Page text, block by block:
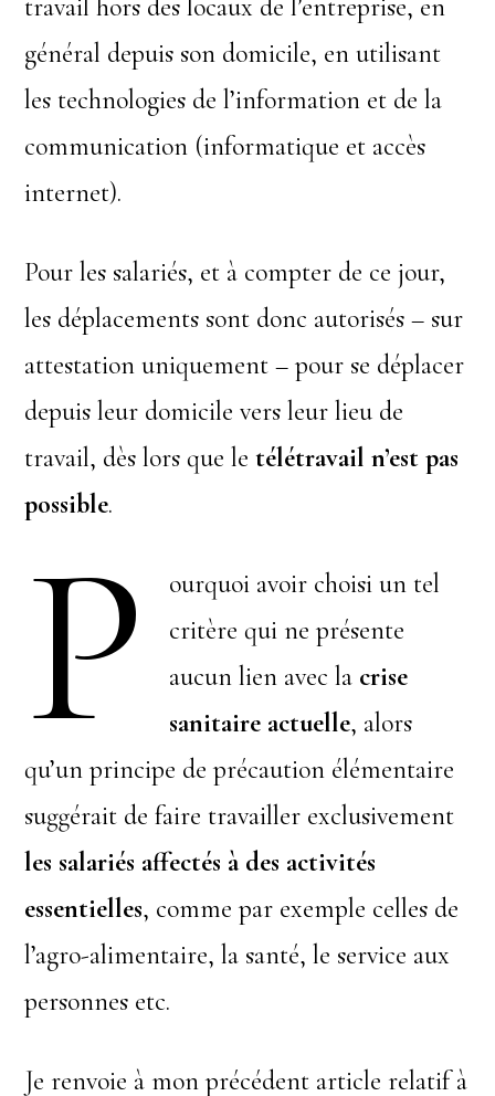
travail hors des locaux de l’entreprise, en
général depuis son domicile, en utilisant
les technologies de l’information et de la
communication (informatique et accès
internet).
Pour les salariés, et à compter de ce jour,
les déplacements sont donc autorisés – sur
attestation uniquement – pour se déplacer
depuis leur domicile vers leur lieu de
travail, dès lors que letélétravail n’est pas
possible.
P
ourquoi avoir choisi un tel
critère qui ne présente
aucun lien avec la crise
sanitaire actuelle, alors
qu’un principe de précaution élémentaire
suggérait de faire travailler exclusivement
les salariés affectés à des activités
essentielles, comme par exemple celles de
l’agro-alimentaire, la santé, le service aux
personnes etc.
Je renvoie à mon précédent article relatif à